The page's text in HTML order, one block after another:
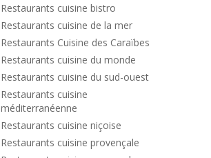
Restaurants cuisine bistro
Restaurants cuisine de la mer
Restaurants Cuisine des Caraïbes
Restaurants cuisine du monde
Restaurants cuisine du sud-ouest
Restaurants cuisine
méditerranéenne
Restaurants cuisine niçoise
Restaurants cuisine provençale